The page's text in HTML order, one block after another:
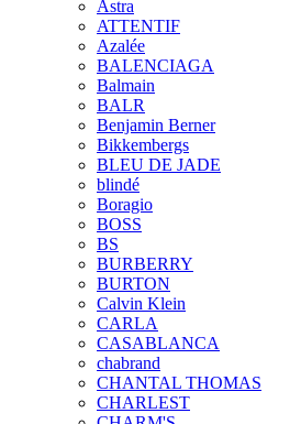
Astra
ATTENTIF
Azalée
BALENCIAGA
Balmain
BALR
Benjamin Berner
Bikkembergs
BLEU DE JADE
blindé
Boragio
BOSS
BS
BURBERRY
BURTON
Calvin Klein
CARLA
CASABLANCA
chabrand
CHANTAL THOMAS
CHARLEST